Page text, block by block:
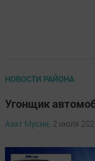
НОВОСТИ РАЙОНА
Угонщик
Азат Мусин, 2 июля